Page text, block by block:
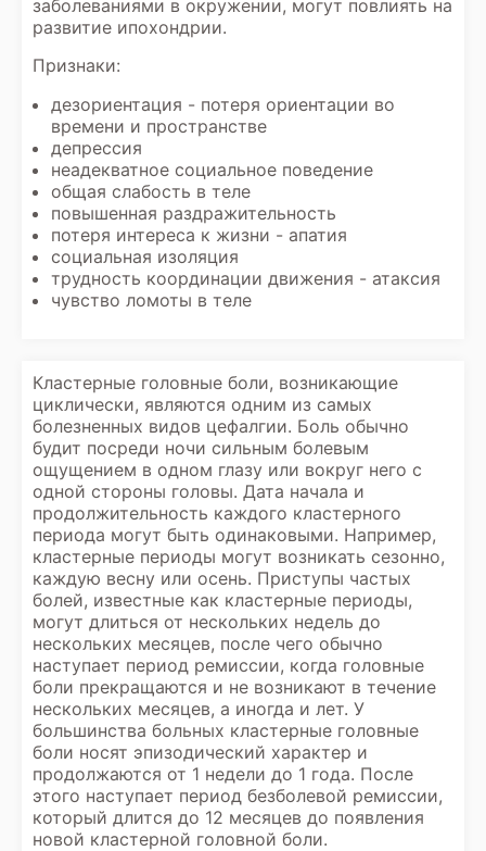
заболеваниями в окружении, могут повлиять на
развитие ипохондрии.
Признаки:
дезориентация - потеря ориентации во
времени и пространстве
депрессия
неадекватное социальное поведение
общая слабость в теле
повышенная раздражительность
потеря интереса к жизни - апатия
социальная изоляция
трудность координации движения - атаксия
чувство ломоты в теле
Кластерные головные боли, возникающие
циклически, являются одним из самых
болезненных видов цефалгии. Боль обычно
будит посреди ночи сильным болевым
ощущением в одном глазу или вокруг него с
одной стороны головы. Дата начала и
продолжительность каждого кластерного
периода могут быть одинаковыми. Например,
кластерные периоды могут возникать сезонно,
каждую весну или осень. Приступы частых
болей, известные как кластерные периоды,
могут длиться от нескольких недель до
нескольких месяцев, после чего обычно
наступает период ремиссии, когда головные
боли прекращаются и не возникают в течение
нескольких месяцев, а иногда и лет. У
большинства больных кластерные головные
боли носят эпизодический характер и
продолжаются от 1 недели до 1 года. После
этого наступает период безболевой ремиссии,
который длится до 12 месяцев до появления
новой кластерной головной боли.